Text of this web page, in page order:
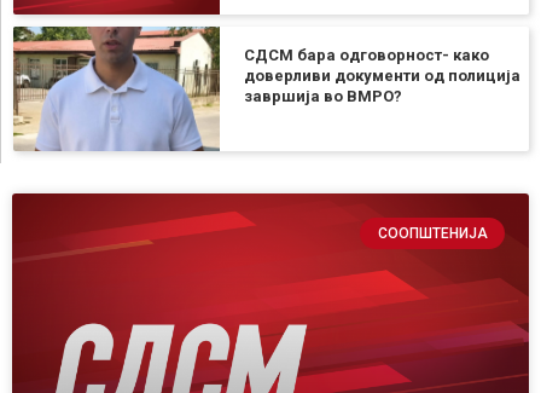
СДСМ бара одговорност- како
доверливи документи од полиција
завршија во ВМРО?
СООПШТЕНИЈА